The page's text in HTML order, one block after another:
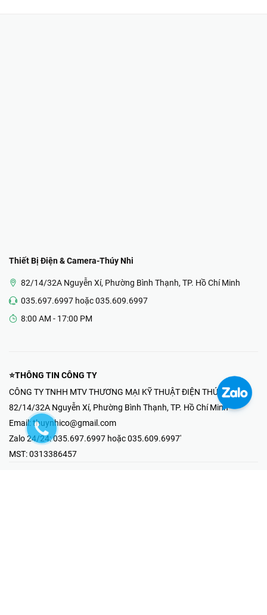
Thiết Bị Điện & Camera-Thúy Nhi
82/14/32A Nguyễn Xí, Phường Bình Thạnh, TP. Hồ Chí Minh
035.697.6997 hoặc 035.609.6997
8:00 AM - 17:00 PM
⭐THÔNG TIN CÔNG TY
CÔNG TY TNHH MTV THƯƠNG MẠI KỸ THUẬT ĐIỆN THÚY NHI
82/14/32A Nguyễn Xí, Phường Bình Thạnh, TP. Hồ Chí Minh
Email: thuynhico@gmail.com
Zalo 24/24:035.697.6997 hoặc 035.609.6997'
MST:0313386457